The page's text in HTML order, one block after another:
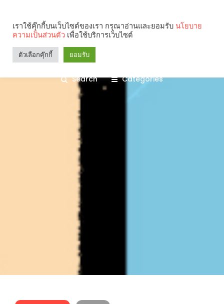
Search Categories
เราใช้คุ๊กกี้บนเว็บไซต์ของเรา กรุณาอ่านและยอมรับ นโยบาย
ความเป็นส่วนตัว เพื่อใช้บริการเว็บไซต์
ตัวเลือกคุ๊กกี้ ยอมรับ